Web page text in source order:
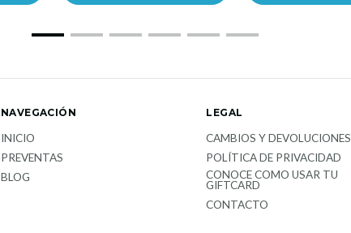
NAVEGACIÓN
INICIO
PREVENTAS
BLOG
LEGAL
CAMBIOS Y DEVOLUCIONES
POLÍTICA DE PRIVACIDAD
CONOCE COMO USAR TU
GIFTCARD
CONTACTO